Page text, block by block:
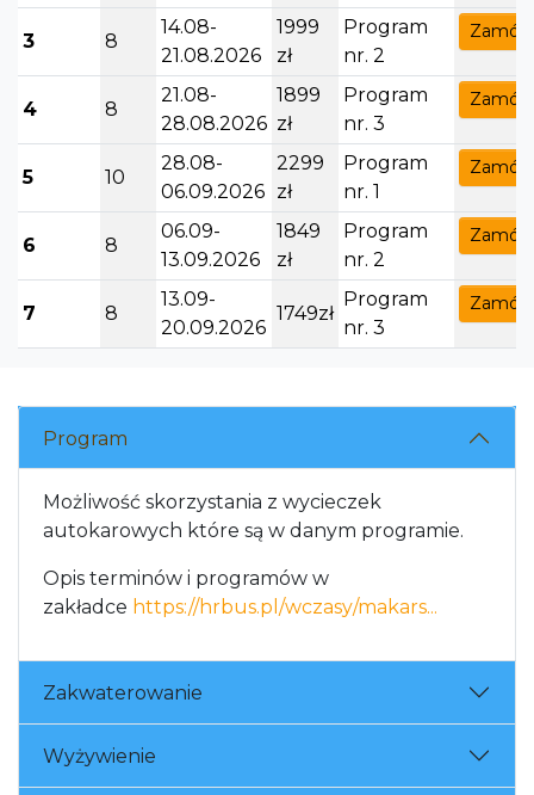
3 8
14.08-
21.08.2026
1999
zł
Program
nr. 2
Zamów
4 8
21.08-
28.08.2026
1899
zł
Program
nr. 3
Zamów
5 10
28.08-
06.09.2026
2299
zł
Program
nr. 1
Zamów
6 8
06.09-
13.09.2026
1849
zł
Program
nr. 2
Zamów
7 8
13.09-
20.09.2026
1749zł
Program
nr. 3
Zamów
Program
Możliwość skorzystania z wycieczek
autokarowych które są w danym programie.
Opis terminów i programów w
zakładce https://hrbus.pl/wczasy/makars...
Zakwaterowanie
Wyżywienie